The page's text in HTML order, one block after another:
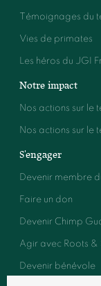
Témoignages du
Vies de primates
Les héros du JGI
Notre impact
Nos actions sur le
Nos actions sur le
S'engager
Devenir membre
Faire un don
Devenir Chimp
Agir avec Roots &
Devenir bénévole